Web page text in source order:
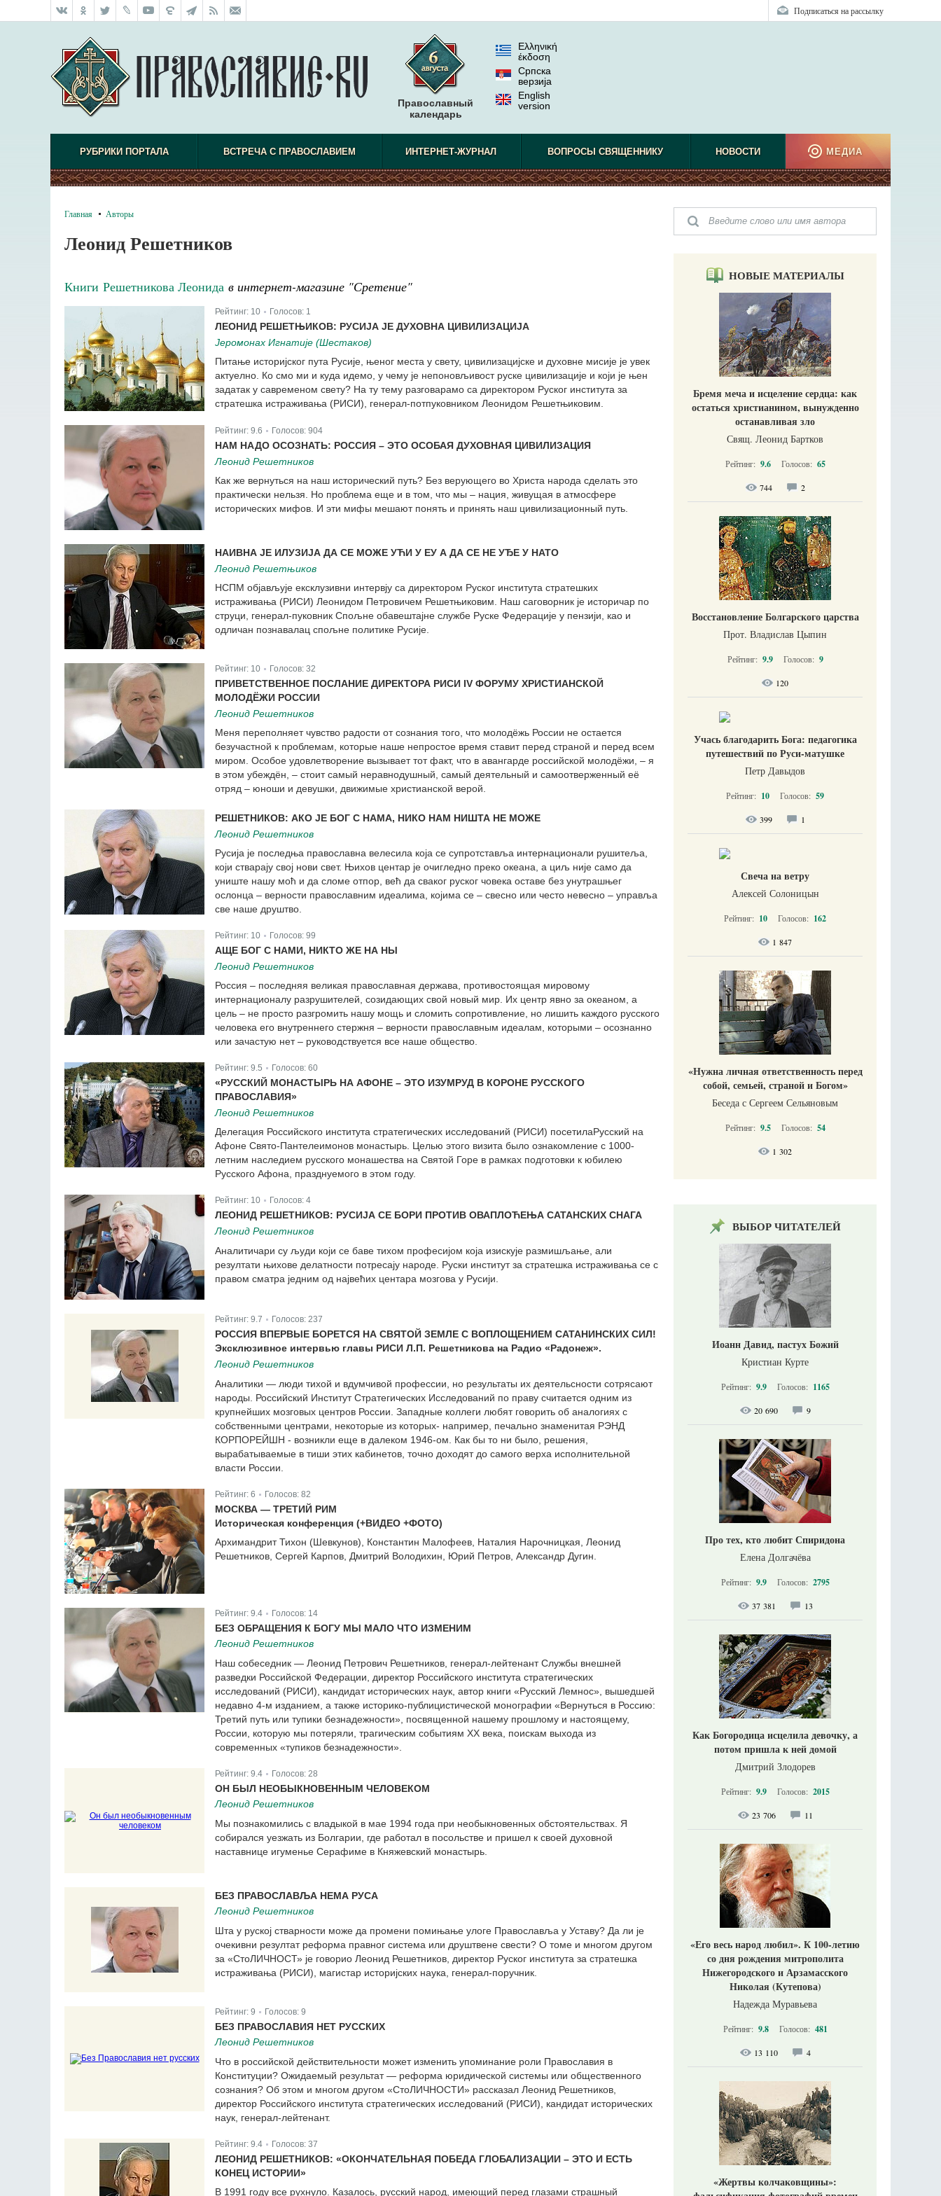
Подписаться на рассылку
Православный
календарь
Ελληνική
έκδοση
Српска
верзиjа
English
version
РУБРИКИ ПОРТАЛА ВСТРЕЧА С ПРАВОСЛАВИЕМ ИНТЕРНЕТ-ЖУРНАЛ ВОПРОСЫ СВЯЩЕННИКУ НОВОСТИ МЕДИА
Главная Авторы
Леонид Решетников
Книги Решетникова Леонида в интернет-магазине "Сретение"
Рейтинг: 10 Голосов: 1
ЛЕОНИД РЕШЕТЊИКОВ: РУСИЈА ЈЕ ДУХОВНА ЦИВИЛИЗАЦИЈА
Jeромонах Игнатиjе (Шестаков)
Питање историјског пута Русије, њеног места у свету, цивилизацијске и духовне мисије је увек
актуелно. Ко смо ми и куда идемо, у чему је непоновљивост руске цивилизације и који је њен
задатак у савременом свету? На ту тему разговарамо са директором Руског института за
стратешка истраживања (РИСИ), генерал-потпуковником Леонидом Решетњиковим.
Рейтинг: 9.6 Голосов: 904
НАМ НАДО ОСОЗНАТЬ: РОССИЯ – ЭТО ОСОБАЯ ДУХОВНАЯ ЦИВИЛИЗАЦИЯ
Леонид Решетников
Как же вернуться на наш исторический путь? Без верующего во Христа народа сделать это
практически нельзя. Но проблема еще и в том, что мы – нация, живущая в атмосфере
исторических мифов. И эти мифы мешают понять и принять наш цивилизационный путь.
НАИВНА ЈЕ ИЛУЗИЈА ДА СЕ МОЖЕ УЋИ У ЕУ А ДА СЕ НЕ УЂЕ У НАТО
Леонид Решетњиков
НСПМ објављује ексклузивни интервју са директором Руског института стратешких
истраживања (РИСИ) Леонидом Петровичем Решетњиковим. Наш саговорник је историчар по
струци, генерал-пуковник Спољне обавештајне службе Руске Федерације у пензији, као и
одличан познавалац спољне политике Русије.
Рейтинг: 10 Голосов: 32
ПРИВЕТСТВЕННОЕ ПОСЛАНИЕ ДИРЕКТОРА РИСИ IV ФОРУМУ ХРИСТИАНСКОЙ
МОЛОДЁЖИ РОССИИ
Леонид Решетников
Меня переполняет чувство радости от сознания того, что молодёжь России не остается
безучастной к проблемам, которые наше непростое время ставит перед страной и перед всем
миром. Особое удовлетворение вызывает тот факт, что в авангарде российской молодёжи, – я
в этом убеждён, – стоит самый неравнодушный, самый деятельный и самоотверженный её
отряд – юноши и девушки, движимые христианской верой.
РЕШЕТНИКОВ: АКО ЈЕ БОГ С НАМА, НИКО НАМ НИШТА НЕ МОЖЕ
Леонид Решетников
Русија је последња православна велесила која се супротставља интернационали рушитеља,
који стварају свој нови свет. Њихов центар је очигледно преко океана, а циљ није само да
униште нашу моћ и да сломе отпор, већ да сваког руског човека оставе без унутрашњег
ослонца – верности православним идеалима, којима се – свесно или често невесно – управља
све наше друштво.
Рейтинг: 10 Голосов: 99
АЩЕ БОГ С НАМИ, НИКТО ЖЕ НА НЫ
Леонид Решетников
Россия – последняя великая православная держава, противостоящая мировому
интернационалу разрушителей, созидающих свой новый мир. Их центр явно за океаном, а
цель – не просто разгромить нашу мощь и сломить сопротивление, но лишить каждого русского
человека его внутреннего стержня – верности православным идеалам, которыми – осознанно
или зачастую нет – руководствуется все наше общество.
Рейтинг: 9.5 Голосов: 60
«РУССКИЙ МОНАСТЫРЬ НА АФОНЕ – ЭТО ИЗУМРУД В КОРОНЕ РУССКОГО
ПРАВОСЛАВИЯ»
Леонид Решетников
Делегация Российского института стратегических исследований (РИСИ) посетилаРусский на
Афоне Свято-Пантелеимонов монастырь. Целью этого визита было ознакомление с 1000-
летним наследием русского монашества на Святой Горе в рамках подготовки к юбилею
Русского Афона, празднуемого в этом году.
Рейтинг: 10 Голосов: 4
ЛЕОНИД РЕШЕТНИКОВ: РУСИЈА СЕ БОРИ ПРОТИВ ОВАПЛОЋЕЊА САТАНСКИХ СНАГА
Леонид Решетников
Аналитичари су људи који се баве тихом професијом која изискује размишљање, али
резултати њихове делатности потресају народе. Руски институт за стратешка истраживања се с
правом сматра једним од највећих центара мозгова у Русији.
Рейтинг: 9.7 Голосов: 237
РОССИЯ ВПЕРВЫЕ БОРЕТСЯ НА СВЯТОЙ ЗЕМЛЕ С ВОПЛОЩЕНИЕМ САТАНИНСКИХ СИЛ!
Эксклюзивное интервью главы РИСИ Л.П. Решетникова на Радио «Радонеж».
Леонид Решетников
Аналитики — люди тихой и вдумчивой профессии, но результаты их деятельсности сотрясают
народы. Российский Институт Стратегических Исследований по праву считается одним из
крупнейших мозговых центров России. Западные коллеги любят говорить об аналогиях с
собственными центрами, некоторые из которых- например, печально знаменитая РЭНД
КОРПОРЕЙШН - возникли еще в далеком 1946-ом. Как бы то ни было, решения,
вырабатываемые в тиши этих кабинетов, точно доходят до самого верха исполнительной
власти России.
Рейтинг: 6 | Голосов: 82
МОСКВА — ТРЕТИЙ РИМ
Историческая конференция (+ВИДЕО +ФОТО)
Архимандрит Тихон (Шевкунов), Константин Малофеев, Наталия Нарочницкая, Леонид
Решетников, Сергей Карпов, Дмитрий Володихин, Юрий Петров, Александр Дугин.
Рейтинг: 9.4 | Голосов: 14
БЕЗ ОБРАЩЕНИЯ К БОГУ МЫ МАЛО ЧТО ИЗМЕНИМ
Леонид Решетников
Наш собеседник — Леонид Петрович Решетников, генерал-лейтенант Службы внешней
разведки Российской Федерации, директор Российского института стратегических
исследований (РИСИ), кандидат исторических наук, автор книги «Русский Лемнос», вышедшей
недавно 4-м изданием, а также историко-публицистической монографии «Вернуться в Россию:
Третий путь или тупики безнадежности», посвященной нашему прошлому и настоящему,
России, которую мы потеряли, трагическим событиям ХХ века, поискам выхода из
современных «тупиков безнадежности».
Рейтинг: 9.4 | Голосов: 28
ОН БЫЛ НЕОБЫКНОВЕННЫМ ЧЕЛОВЕКОМ
Леонид Решетников
Мы познакомились с владыкой в мае 1994 года при необыкновенных обстоятельствах. Я
собирался уезжать из Болгарии, где работал в посольстве и пришел к своей духовной
наставнице игуменье Серафиме в Княжевский монастырь.
БЕЗ ПРАВОСЛАВЉА НЕМА РУСА
Леонид Решетников
Шта у руској стварности може да промени помињање улоге Православља у Уставу? Да ли је
очекивни резултат реформа правног система или друштвене свести? О томе и многом другом
за «СтоЛИЧНОСТ» је говорио Леонид Решетников, директор Руског института за стратешка
истраживања (РИСИ), магистар историјских наука, генерал-поручник.
Рейтинг: 9 | Голосов: 9
БЕЗ ПРАВОСЛАВИЯ НЕТ РУССКИХ
Леонид Решетников
Что в российской действительности может изменить упоминание роли Православия в
Конституции? Ожидаемый результат — реформа юридической системы или общественного
сознания? Об этом и многом другом «СтоЛИЧНОСТИ» рассказал Леонид Решетников,
директор Российского института стратегических исследований (РИСИ), кандидат исторических
наук, генерал-лейтенант.
Рейтинг: 9.4 | Голосов: 37
ЛЕОНИД РЕШЕТНИКОВ: «ОКОНЧАТЕЛЬНАЯ ПОБЕДА ГЛОБАЛИЗАЦИИ – ЭТО И ЕСТЬ
КОНЕЦ ИСТОРИИ»
В 1991 году все рухнуло. Казалось, русский народ, имеющий перед глазами страшный
НОВЫЕ МАТЕРИАЛЫ
Бремя меча и исцеление сердца: как
остаться христианином, вынужденно
останавливая зло
Свящ. Леонид Бартков
Рейтинг: 9.6 Голосов: 65
744 2
Восстановление Болгарского царства
Прот. Владислав Цыпин
Рейтинг: 9.9 Голосов: 9
120
Учась благодарить Бога: педагогика
путешествий по Руси-матушке
Петр Давыдов
Рейтинг: 10 Голосов: 59
399 1
Свеча на ветру
Алексей Солоницын
Рейтинг: 10 Голосов: 162
1 847
«Нужна личная ответственность перед
собой, семьей, страной и Богом»
Беседа с Сергеем Сельяновым
Рейтинг: 9.5 Голосов: 54
1 302
ВЫБОР ЧИТАТЕЛЕЙ
Иоанн Давид, пастух Божий
Кристиан Курте
Рейтинг: 9.9 Голосов: 1165
20 690 9
Про тех, кто любит Спиридона
Елена Долгачёва
Рейтинг: 9.9 Голосов: 2795
37 381 13
Как Богородица исцелила девочку, а
потом пришла к ней домой
Дмитрий Злодорев
Рейтинг: 9.9 Голосов: 2015
23 706 11
«Его весь народ любил». К 100-летию
со дня рождения митрополита
Нижегородского и Арзамасского
Николая (Кутепова)
Надежда Муравьева
Рейтинг: 9.8 Голосов: 481
13 110 4
«Жертвы колчаковщины»: